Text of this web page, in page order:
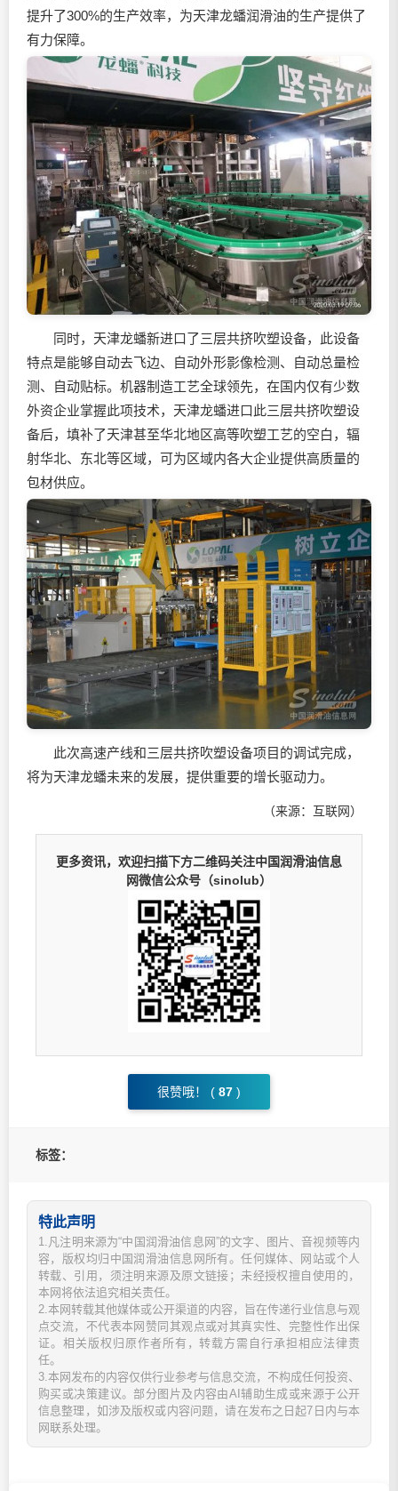
提升了300%的生产效率，为天津龙蟠润滑油的生产提供了
有力保障。
同时，天津龙蟠新进口了三层共挤吹塑设备，此设备
特点是能够自动去飞边、自动外形影像检测、自动总量检
测、自动贴标。机器制造工艺全球领先，在国内仅有少数
外资企业掌握此项技术，天津龙蟠进口此三层共挤吹塑设
备后，填补了天津甚至华北地区高等吹塑工艺的空白，辐
射华北、东北等区域，可为区域内各大企业提供高质量的
包材供应。
此次高速产线和三层共挤吹塑设备项目的调试完成，
将为天津龙蟠未来的发展，提供重要的增长驱动力。
（来源：互联网）
更多资讯，欢迎扫描下方二维码关注中国润滑油信息
网微信公众号（sinolub）
很赞哦！ ( 87 )
标签：
特此声明
1.凡注明来源为“中国润滑油信息网”的文字、图片、音视频等内
容，版权均归中国润滑油信息网所有。任何媒体、网站或个人
转载、引用，须注明来源及原文链接；未经授权擅自使用的，
本网将依法追究相关责任。
2.本网转载其他媒体或公开渠道的内容，旨在传递行业信息与观
点交流，不代表本网赞同其观点或对其真实性、完整性作出保
证。相关版权归原作者所有，转载方需自行承担相应法律责
任。
3.本网发布的内容仅供行业参考与信息交流，不构成任何投资、
购买或决策建议。部分图片及内容由AI辅助生成或来源于公开
信息整理，如涉及版权或内容问题，请在发布之日起7日内与本
网联系处理。